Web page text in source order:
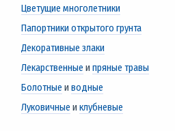
Цветущие многолетники
Папортники открытого грунта
Декоративные злаки
Лекарственные и пряные травы
Болотные и водные
Луковичные и клубневые